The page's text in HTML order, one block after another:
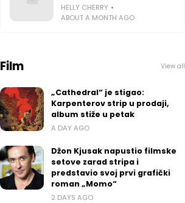
HELLY CHERRY
ABOUT A MONTH AGO
Film View all
„Cathedral“ je stigao:
Karpenterov strip u prodaji,
album stiže u petak
A DAY AGO
Džon Kjusak napustio filmske
setove zarad stripa i
predstavio svoj prvi grafički
roman „Momo“
2 DAYS AGO